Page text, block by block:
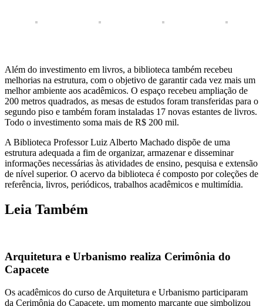
Além do investimento em livros, a biblioteca também recebeu
melhorias na estrutura, com o objetivo de garantir cada vez mais um
melhor ambiente aos acadêmicos. O espaço recebeu ampliação de
200 metros quadrados, as mesas de estudos foram transferidas para o
segundo piso e também foram instaladas 17 novas estantes de livros.
Todo o investimento soma mais de R$ 200 mil.
A Biblioteca Professor Luiz Alberto Machado dispõe de uma
estrutura adequada a fim de organizar, armazenar e disseminar
informações necessárias às atividades de ensino, pesquisa e extensão
de nível superior. O acervo da biblioteca é composto por coleções de
referência, livros, periódicos, trabalhos acadêmicos e multimídia.
Leia Também
Arquitetura e Urbanismo realiza Cerimônia do
Capacete
Os acadêmicos do curso de Arquitetura e Urbanismo participaram
da Cerimônia do Capacete, um momento marcante que simbolizou